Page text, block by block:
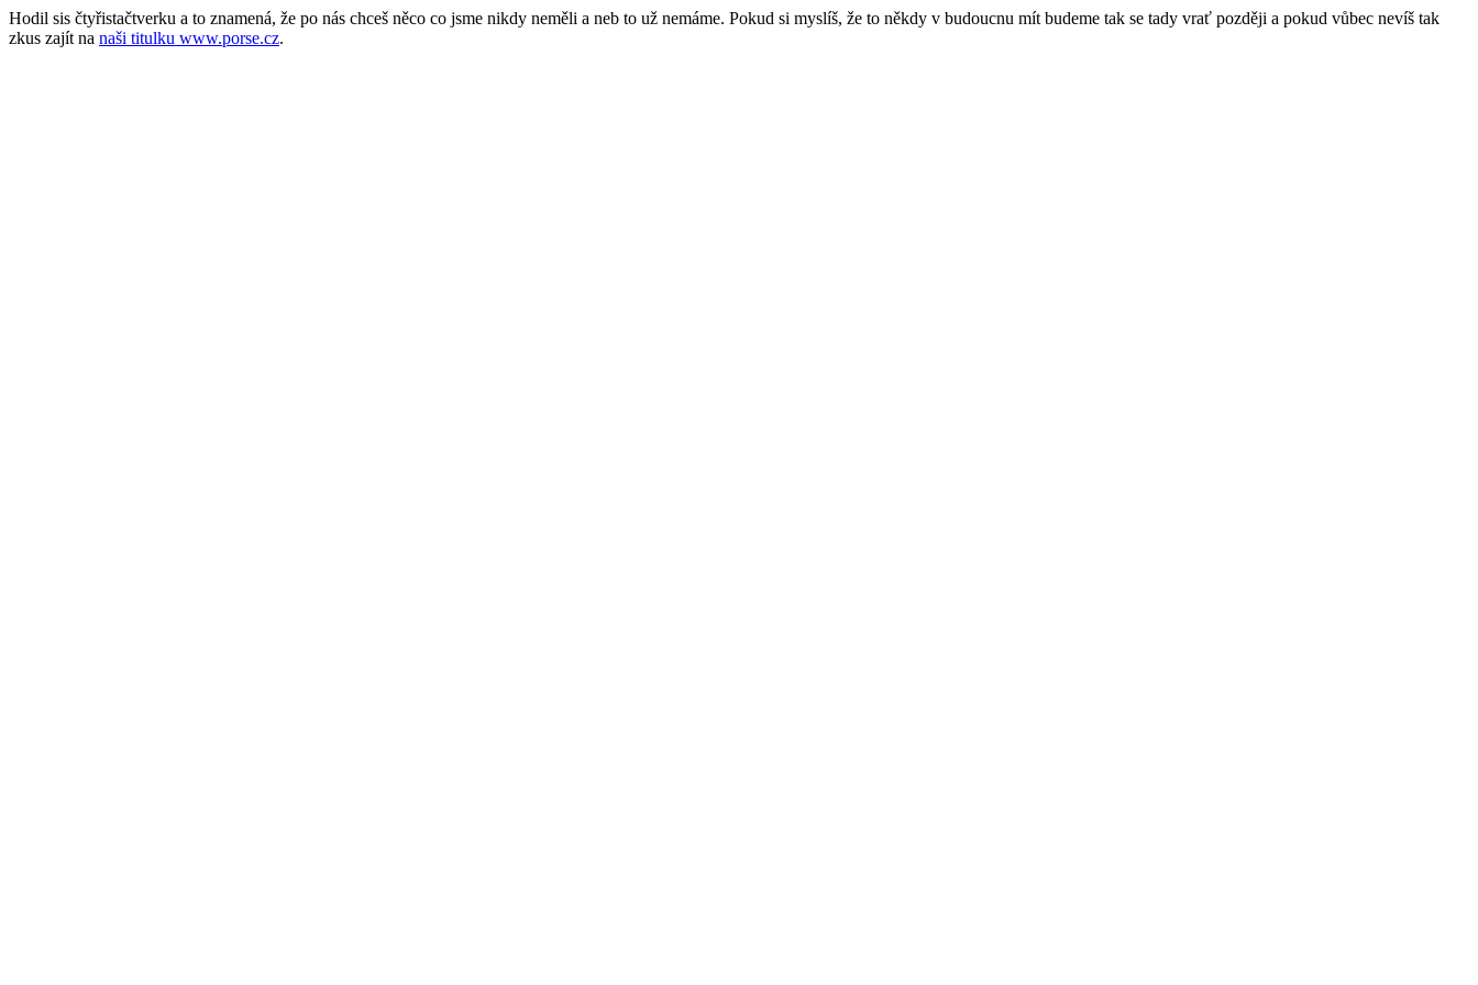
Hodil sis čtyřistačtverku a to znamená, že po nás chceš něco co jsme nikdy neměli a neb to už nemáme. Pokud si myslíš, že to někdy v budoucnu mít budeme tak se tady vrať později a pokud vůbec nevíš tak
zkus zajít na naši titulku www.porse.cz.